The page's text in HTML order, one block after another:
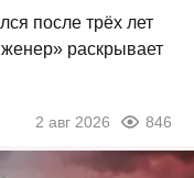
после трёх лет
раскрывает
2 авг 2026 846